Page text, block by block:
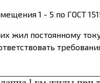
1 - 5 по ГОСТ
жил постоянному